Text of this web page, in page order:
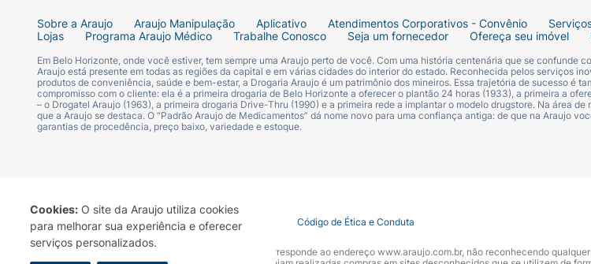
Cookies: O site da Araujo utiliza cookies
para melhorar sua experiência e oferecer
serviços personalizados.
Modo de usar:
Aplique o produto no rosto úmido, com movimentos circulares e suaves. Enxágue
pela manhã e à noite.
Ingredientes:
Aqua (Água), Cocamidopropyl Betaine (Cocoamidopropilbetaína), Sodium
Sódico), Acrylates Copolymer (Copolímero de Ácido Metacrílico E Acrilato de
Lauryl Sulfate (Laurilsulfato de Sódio), PEG-40 Hydrogenated Castor Oil (Óleo de
Palmate (Éster Glicerílico de Palma Hidrogenado Polietilenoglicol-200 ),
Polyquaternium-10 (Poliquatérnio-10), Sodium Hydroxide (Hidróxido de Sódio),
Ethylparaben (Etilparabeno), Sodium Sulfate (Sulfato de Sódio), Geraniol
Sobre a Araujo Araujo Manipulação Aplicativo Atendimentos Corporativos - Convênio
Lojas
Programa Araujo Médico Trabalhe Conosco Seja um fornecedor Ofereça seu imóvel
Em Belo Horizonte, onde você estiver, tem sempre uma Araujo perto de você. Com uma história centenária que se confunde
Araujo está presente em todas as regiões da capital e em várias cidades do interior do estado. Reconhecida pelos serviços
produtos de conveniência, saúde e bem-estar, a Drogaria Araujo é um patrimônio dos mineiros. Essa trajetória de sucesso é
compromisso com o cliente: ela é a primeira drogaria de Belo Horizonte a oferecer o plantão 24 horas (1933), a primeira a
– o Drogatel Araujo (1963), a primeira drogaria Drive-Thru (1990) e a primeira rede a implantar o modelo drugstore. Na área
que a Araujo se destaca. O “Padrão Araujo de Medicamentos” dá nome novo para uma confiança antiga: de que na Araujo
garantias de procedência, preço baixo, variedade e estoque.
Termo de Uso Portal da Privacidade Covid-19 Código de Ética e Conduta
A Drogaria Araujo S/A informa que o seu site oficial corresponde ao endereço www.araujo.com.br, não reconhecendo